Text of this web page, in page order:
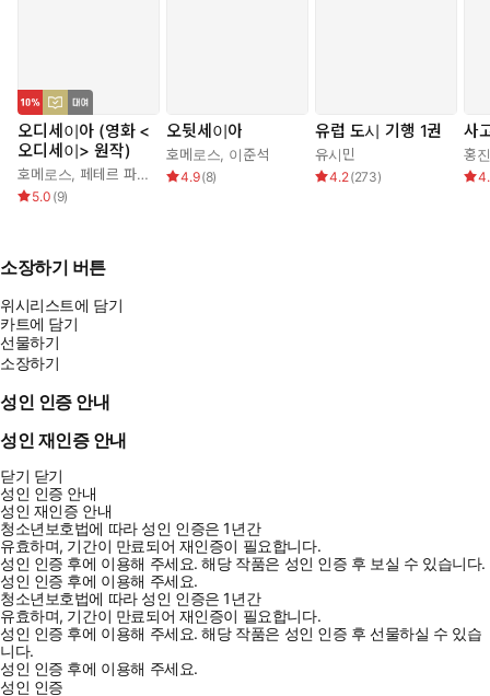
오디세이아 (영화 <
오디세이> 원작)
호메로스, 페테르 파울 루벤스 ,박문재
5.0 (9)
오뒷세이아
호메로스, 이준석
4.9(8)
유럽 도시 기행 1권
유시민
4.2(273)
사
홍
소장하기 버튼
위시리스트에 담기
카트에 담기
선물하기
소장하기
성인 인증 안내
성인 재인증 안내
닫기 닫기
성인 인증 안내
성인 재인증 안내
청소년보호법에 따라 성인 인증은 1년간
유효하며, 기간이 만료되어 재인증이 필요합니다.
성인 인증 후에 이용해 주세요.해당 작품은 성인 인증 후 보실 수 있습니다.
성인 인증 후에 이용해 주세요.
청소년보호법에 따라 성인 인증은 1년간
유효하며, 기간이 만료되어 재인증이 필요합니다.
성인 인증 후에 이용해 주세요.해당 작품은 성인 인증 후 선물하실 수 있습
니다.
성인 인증 후에 이용해 주세요.
성인 인증